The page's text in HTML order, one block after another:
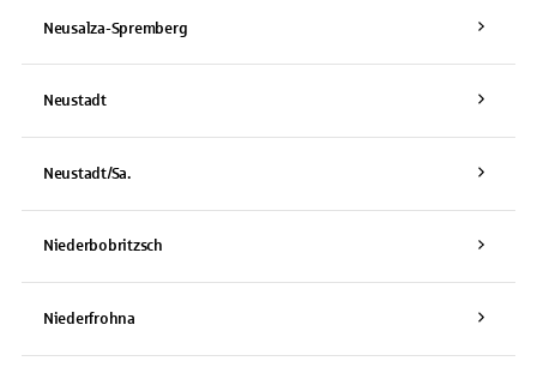
Neusalza-Spremberg
Neustadt
Neustadt/Sa.
Niederbobritzsch
Niederfrohna